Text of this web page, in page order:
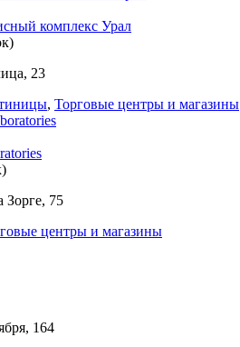
комплекс Урал
23
, Торговые центры и магазины
Зорге, 75
центры и магазины
164